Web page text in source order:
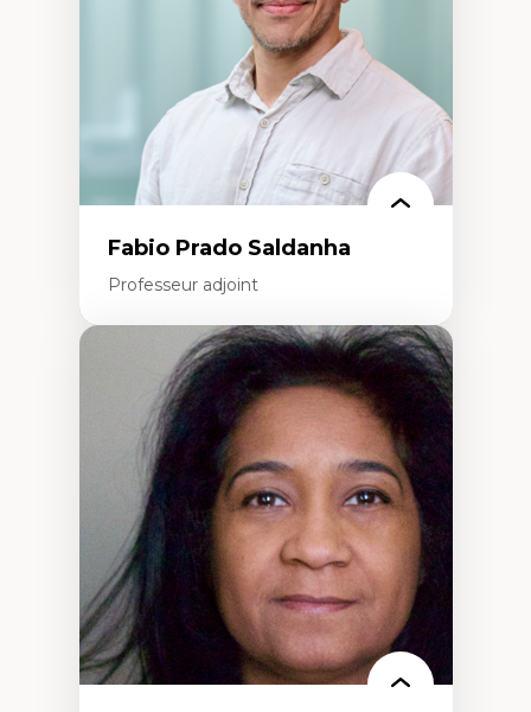
Santé de la reproduction
Développement durable
Fabio Prado Saldanha
Professeur adjoint
Expertises
Innovation sociale
Technologies sociales
Entrepreneuriat social et collectif
Approches critiques et décoloniales
Discours, récits et narratologie en
management
Transformation socioéconomique des
communautés marginalisées
Politiques d’inclusion et économie solidaire
Études organisationnelles critiques
Créativité et management culturel
Méthodologies qualitatives